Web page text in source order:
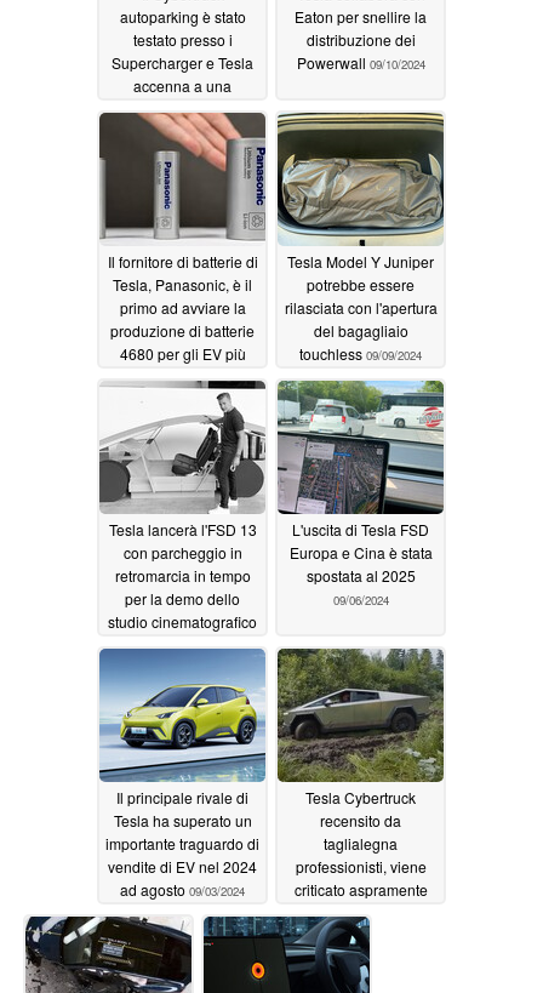
autoparking è stato
testato presso i
Supercharger e Tesla
accenna a una
maggiore robustezza
09/11/2024
Eaton per snellire la
distribuzione dei
Powerwall 09/10/2024
Il fornitore di batterie di
Tesla, Panasonic, è il
primo ad avviare la
produzione di batterie
4680 per gli EV più
convenienti09/09/2024
Tesla Model Y Juniper
potrebbe essere
rilasciata con l'apertura
del bagagliaio
touchless 09/09/2024
Tesla lancerà l'FSD 13
con parcheggio in
retromarcia in tempo
per la demo dello
studio cinematografico
Robotaxi09/06/2024
L'uscita di Tesla FSD
Europa e Cina è stata
spostata al 2025
09/06/2024
Il principale rivale di
Tesla ha superato un
importante traguardo di
vendite di EV nel 2024
ad agosto 09/03/2024
Tesla Cybertruck
recensito da
taglialegna
professionisti, viene
criticato aspramente
per la scarsa
autonomia nonostante
le prestazioni
impressionanti